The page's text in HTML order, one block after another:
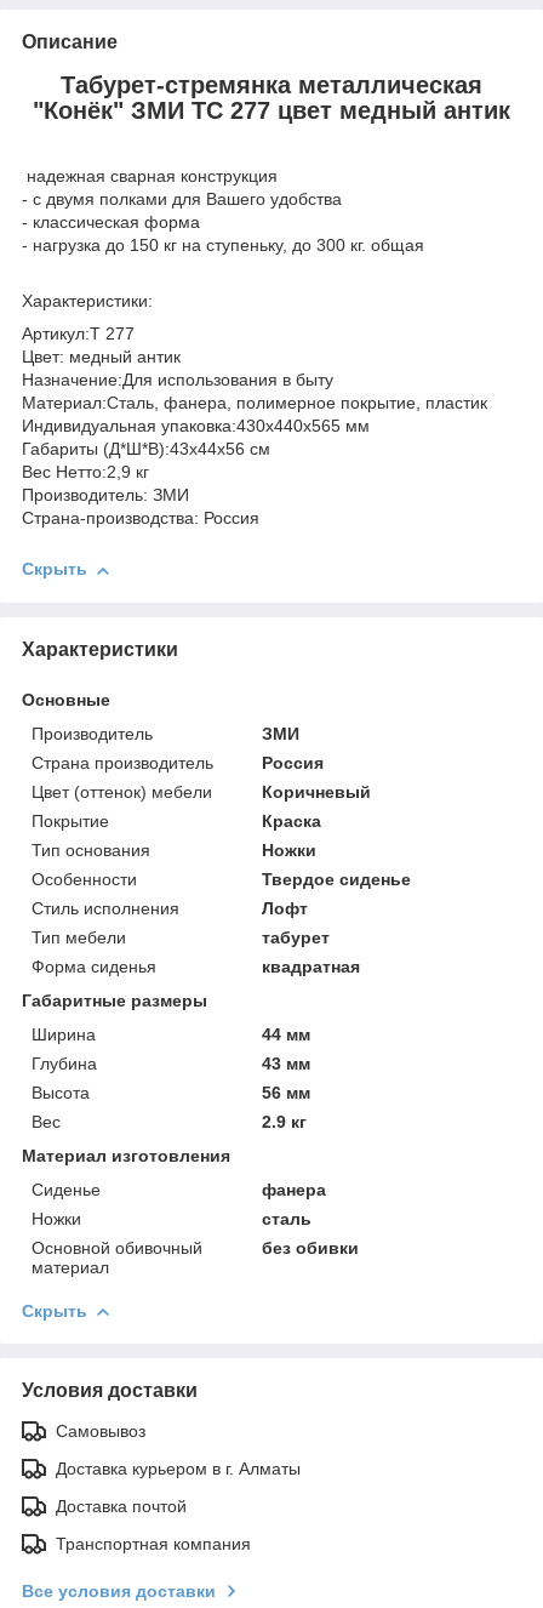
Описание
Табурет-стремянка металлическая
"Конёк" ЗМИ ТС 277 цвет медный антик
надежная сварная конструкция
- с двумя полками для Вашего удобства
- классическая форма
- нагрузка до 150 кг на ступеньку, до 300 кг. общая
Характеристики:
Артикул:Т 277
Цвет: медный антик
Назначение:Для использования в быту
Материал:Сталь, фанера, полимерное покрытие, пластик
Индивидуальная упаковка:430х440х565 мм
Габариты (Д*Ш*В):43х44х56 см
Вес Нетто:2,9 кг
Производитель: ЗМИ
Страна-производства: Россия
Скрыть
Характеристики
Основные
Производитель
ЗМИ
Страна производитель
Россия
Цвет (оттенок) мебели
Коричневый
Покрытие
Краска
Тип основания
Ножки
Особенности
Твердое сиденье
Стиль исполнения
Лофт
Тип мебели
табурет
Форма сиденья
квадратная
Габаритные размеры
Ширина
44 мм
Глубина
43 мм
Высота
56 мм
Вес
2.9 кг
Материал изготовления
Сиденье
фанера
Ножки
сталь
Основной обивочный
материал
без обивки
Скрыть
Условия доставки
Самовывоз
Доставка курьером в г. Алматы
Доставка почтой
Транспортная компания
Все условия доставки